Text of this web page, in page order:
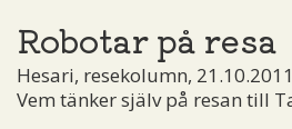
Robotar på resa
Hesari, resekolumn, 21.10.2011
Vem tänker själv på resan till